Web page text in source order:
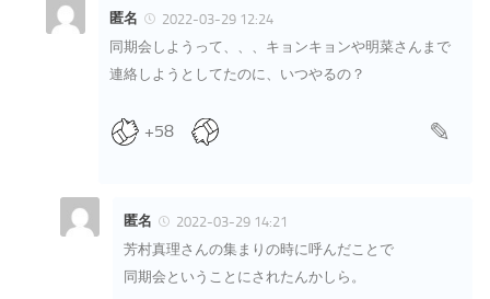
匿名
2022-03-29 12:24
同期会しようって、、、キョンキョンや明菜さんまで
連絡しようとしてたのに、いつやるの？
+58
匿名
2022-03-29 14:21
芳村真理さんの集まりの時に呼んだことで
同期会ということにされたんかしら。